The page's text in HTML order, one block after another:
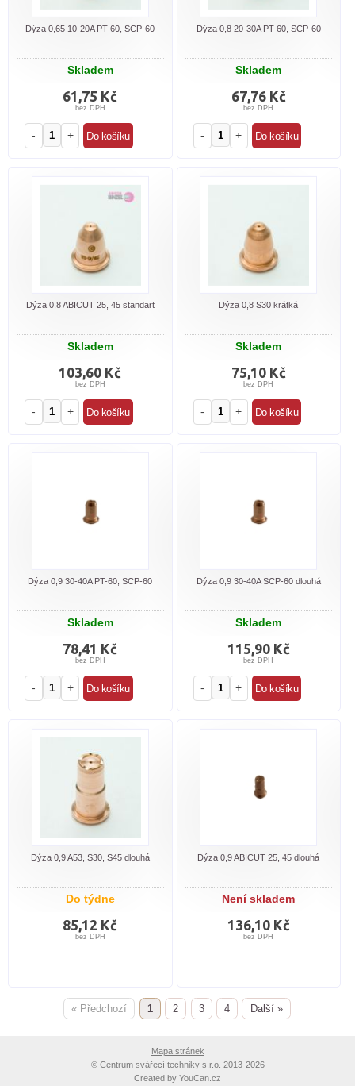
Dýza 0,65 10-20A PT-60, SCP-60
Skladem
61,75 Kč
bez DPH
- +
Dýza 0,8 20-30A PT-60, SCP-60
Skladem
67,76 Kč
bez DPH
- +
Dýza 0,8 ABICUT 25, 45 standart
Skladem
103,60 Kč
bez DPH
- +
Dýza 0,8 S30 krátká
Skladem
75,10 Kč
bez DPH
- +
Dýza 0,9 30-40A PT-60, SCP-60
Skladem
78,41 Kč
bez DPH
- +
Dýza 0,9 30-40A SCP-60 dlouhá
Skladem
115,90 Kč
bez DPH
- +
Dýza 0,9 A53, S30, S45 dlouhá
Do týdne
85,12 Kč
bez DPH
Dýza 0,9 ABICUT 25, 45 dlouhá
Není skladem
136,10 Kč
bez DPH
« Předchozí 1 2 3 4 Další »
Mapa stránek
©Centrum svářecí techniky s.r.o. 2013-2026
Created by YouCan.cz